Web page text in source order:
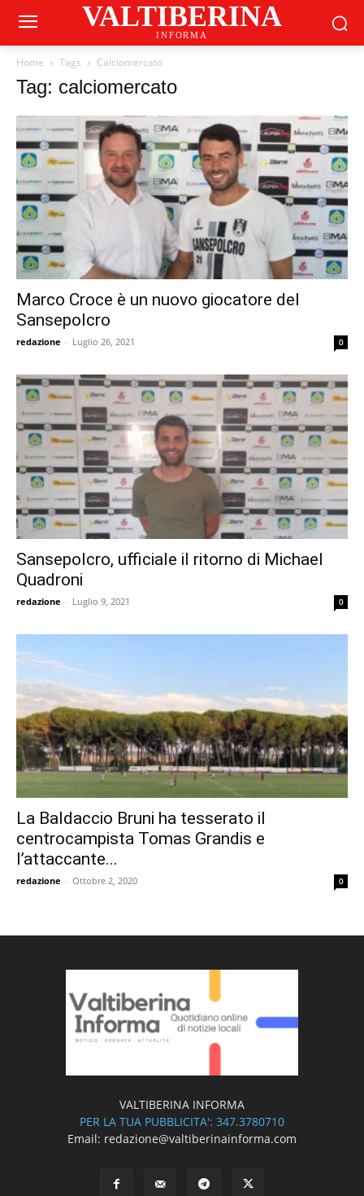
VALTIBERINA
INFORMA
Home Tags Calciomercato
Tag: calciomercato
Marco Croce è un nuovo giocatore del
Sansepolcro
redazione - Luglio 26, 2021 0
Sansepolcro, ufficiale il ritorno di Michael
Quadroni
redazione - Luglio 9, 2021 0
La Baldaccio Bruni ha tesserato il
centrocampista Tomas Grandis e
l’attaccante...
redazione - Ottobre 2, 2020 0
VALTIBERINA INFORMA
PER LA TUA PUBBLICITA': 347.3780710
Email: redazione@valtiberinainforma.com